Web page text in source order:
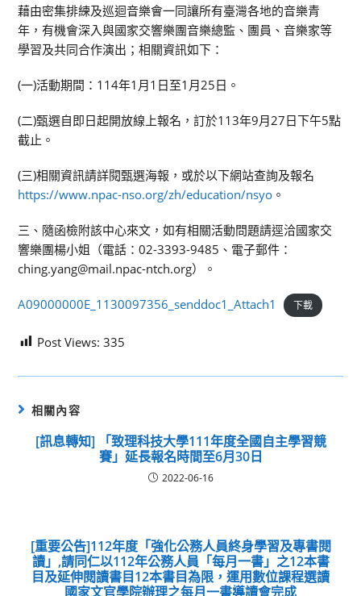
藉由密集排練及巡迴音樂會一同讓所有臺灣各地的音樂青
年，有機會深入與國家交響樂團音樂總監、團員、音樂家等
學習及共同合作演出；相關資訊如下：
(一)活動期間：114年1月1日至1月25日。
(二)甄選自即日起開放線上報名，訂於113年9月27日下午5點
截止。
(三)相關資訊請詳閱甄選海報，或於以下網站查詢及報名
https://www.npac-nso.org/zh/education/nsyo 。
三、隨函檢附該中心來文，如有相關活動問題請逕洽國家交
響樂團楊小姐（電話：02-3393-9485、電子郵件：
ching.yang@mail.npac-ntch.org）。
A09000000E_1130097356_senddoc1_Attach1 下載
Post Views: 335
相關內容
[訊息轉知] 「致理科技大學111年度全國自主學習競
賽」延長報名時間至6月30日
2022-06-16
[重要公告]112年度「強化公務人員終身學習及專書閱
讀」,請同仁以112年公務人員「每月一書」之12本書
目及延伸閱讀書目12本書目為限，運用數位課程選讀
國家文官學院辦理之每月一書導讀會完成